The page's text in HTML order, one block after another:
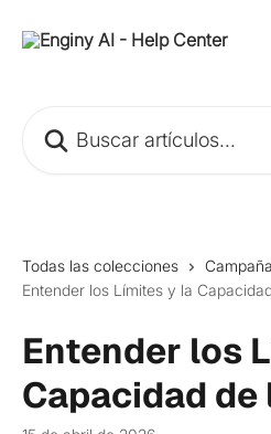
Todas las colecciones
Entender los Límites y la
Entender los
Capacidad